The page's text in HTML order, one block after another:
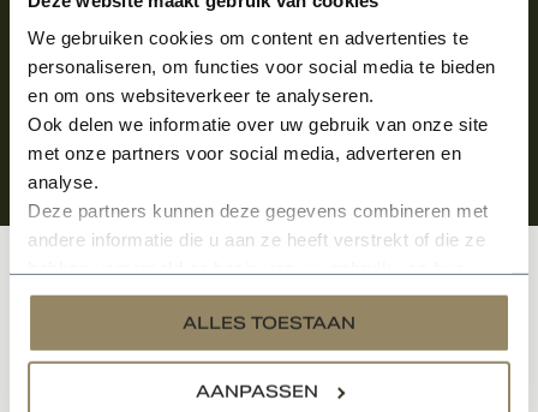
We gebruiken cookies om content en advertenties te
personaliseren, om functies voor social media te bieden
en om ons websiteverkeer te analyseren.
Ook delen we informatie over uw gebruik van onze site
met onze partners voor social media, adverteren en
analyse.
Deze partners kunnen deze gegevens combineren met
andere informatie die u aan ze heeft verstrekt of die ze
services.
ALLES TOESTAAN
AANPASSEN
Klantenservice